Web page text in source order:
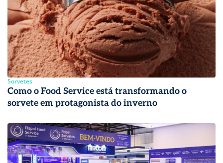
Sorvetes
Como o Food Service está transformando o
sorvete em protagonista do inverno